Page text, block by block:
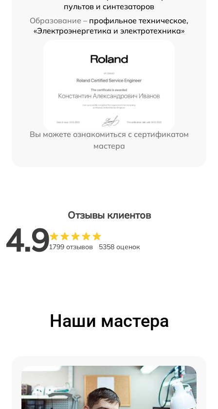
пультов и синтезаторов
Образование – профильное техническое,
«Электроэнергетика и электротехника»
Вы можете ознакомиться с сертификатом
мастера
Отзывы клиентов
4.91799 отзывов 5358 оценок
Наши мастера